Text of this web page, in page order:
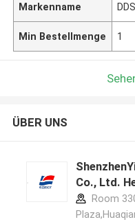
Markenname DDS
Min Bestellmenge 1
ÜBER UNS
Co., Ltd.
Room